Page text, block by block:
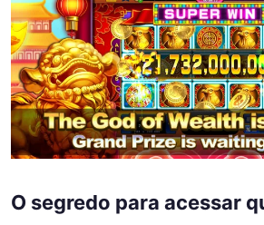
O segredo para acessar